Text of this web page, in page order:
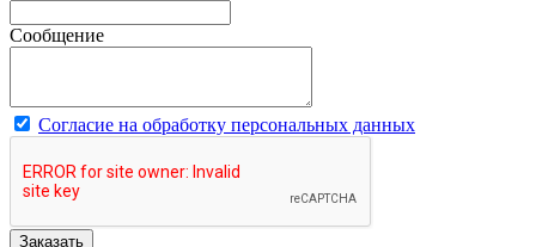
Сообщение
Согласие на обработку персональных данных
Заказать